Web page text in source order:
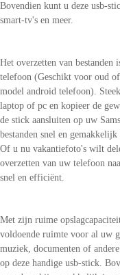
Bovendien kunt u deze usb-
smart-tv's en meer.
Het overzetten van bestanden
telefoon (Geschikt voor oud
model android telefoon).
laptop of pc en kopieer de
de stick aansluiten op uw
bestanden snel en
Of u nu vakantiefoto's wilt
overzetten van uw telefoon
snel en efficiënt.
Met zijn ruime
voldoende ruimte voor al uw
muziek, documenten of
op deze handige usb-stick.